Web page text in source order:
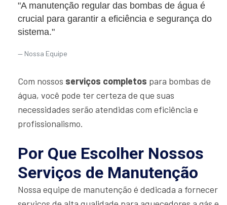
"A manutenção regular das bombas de água é
crucial para garantir a eficiência e segurança do
sistema."
Nossa Equipe
Com nossos serviços completos para bombas de
água, você pode ter certeza de que suas
necessidades serão atendidas com eficiência e
profissionalismo.
Por Que Escolher Nossos
Serviços de Manutenção
Nossa equipe de manutenção é dedicada a fornecer